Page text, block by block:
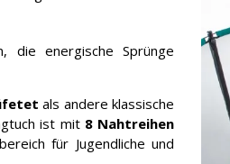
die energische Sprünge
als andere klassische
ist mit 8 Nahtreihen
für Jugendliche und